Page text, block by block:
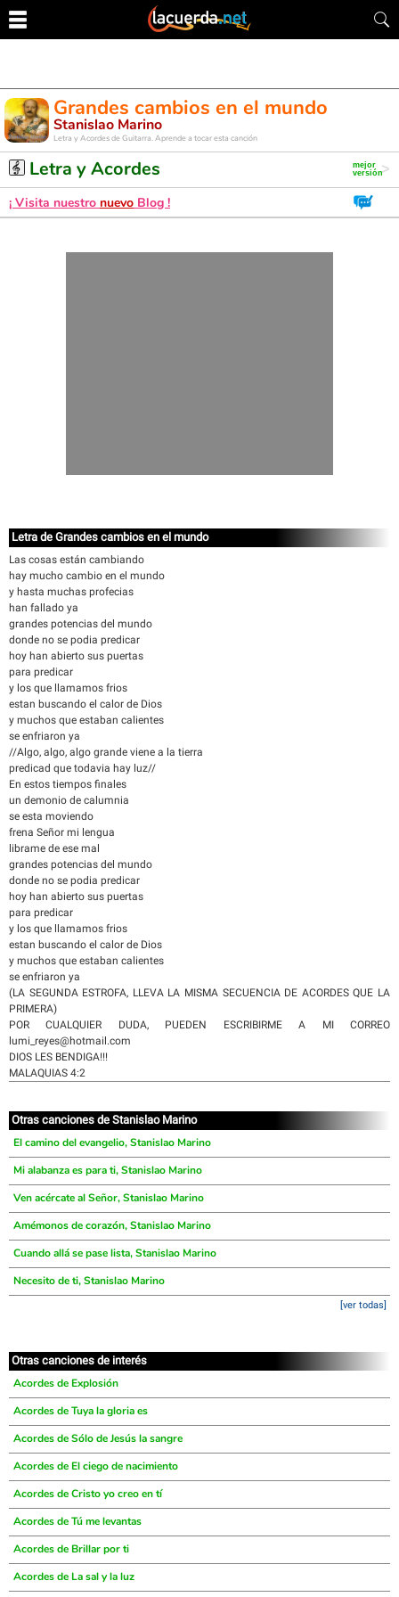
Grandes cambios en el mundo
Stanislao Marino
Letra y Acordes de Guitarra. Aprende a tocar esta canción
Letra y Acordes
¡ Visita nuestro nuevo Blog !
Letra de Grandes cambios en el mundo
Las cosas están cambiando
hay mucho cambio en el mundo
y hasta muchas profecias
han fallado ya
grandes potencias del mundo
donde no se podia predicar
hoy han abierto sus puertas
para predicar
y los que llamamos frios
estan buscando el calor de Dios
y muchos que estaban calientes
se enfriaron ya
//Algo, algo, algo grande viene a la tierra
predicad que todavia hay luz//
En estos tiempos finales
un demonio de calumnia
se esta moviendo
frena Señor mi lengua
librame de ese mal
grandes potencias del mundo
donde no se podia predicar
hoy han abierto sus puertas
para predicar
y los que llamamos frios
estan buscando el calor de Dios
y muchos que estaban calientes
se enfriaron ya
(LA SEGUNDA ESTROFA, LLEVA LA MISMA SECUENCIA DE ACORDES QUE LA
PRIMERA)
POR CUALQUIER DUDA, PUEDEN ESCRIBIRME A MI CORREO
lumi_reyes@hotmail.com
DIOS LES BENDIGA!!!
MALAQUIAS 4:2
Otras canciones de Stanislao Marino
El camino del evangelio, Stanislao Marino
Mi alabanza es para ti, Stanislao Marino
Ven acércate al Señor, Stanislao Marino
Amémonos de corazón, Stanislao Marino
Cuando allá se pase lista, Stanislao Marino
Necesito de ti, Stanislao Marino
[ver todas]
Otras canciones de interés
Acordes de Explosión
Acordes de Tuya la gloria es
Acordes de Sólo de Jesús la sangre
Acordes de El ciego de nacimiento
Acordes de Cristo yo creo en tí
Acordes de Tú me levantas
Acordes de Brillar por ti
Acordes de La sal y la luz